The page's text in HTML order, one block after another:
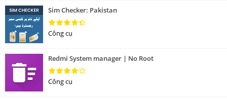
Sim Checker: Pakistan
Công cụ
Redmi System manager | No Root
Công cụ